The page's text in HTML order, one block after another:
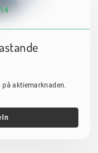
aktiemarknaden.